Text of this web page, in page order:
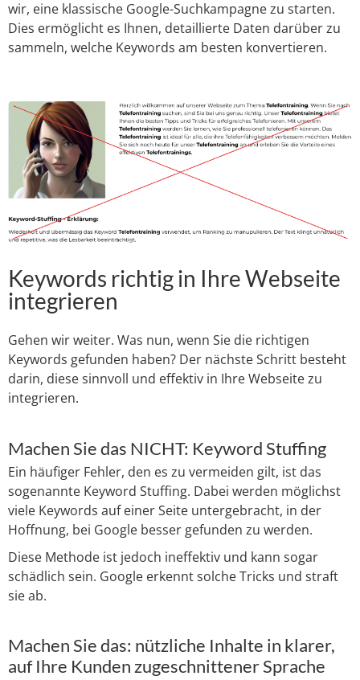
wir, eine klassische Google-Suchkampagne zu starten.
Dies ermöglicht es Ihnen, detaillierte Daten darüber zu
sammeln, welche Keywords am besten konvertieren.
Keywords richtig in Ihre Webseite
integrieren
Gehen wir weiter. Was nun, wenn Sie die richtigen
Keywords gefunden haben? Der nächste Schritt besteht
darin, diese sinnvoll und effektiv in Ihre Webseite zu
integrieren.
Machen Sie das NICHT: Keyword Stuffing
Ein häufiger Fehler, den es zu vermeiden gilt, ist das
sogenannte Keyword Stuffing. Dabei werden möglichst
viele Keywords auf einer Seite untergebracht, in der
Hoffnung, bei Google besser gefunden zu werden.
Diese Methode ist jedoch ineffektiv und kann sogar
schädlich sein. Google erkennt solche Tricks und straft
sie ab.
Machen Sie das: nützliche Inhalte in klarer,
auf Ihre Kunden zugeschnittener Sprache